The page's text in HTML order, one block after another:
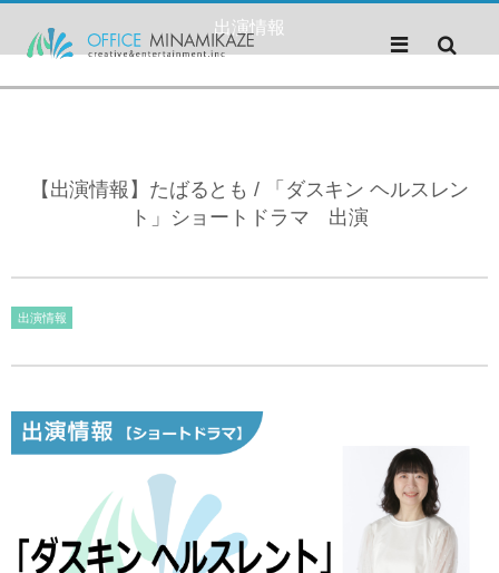
出演情報
【出演情報】たばるとも / 「ダスキン ヘルスレン
ト」ショートドラマ 出演
出演情報